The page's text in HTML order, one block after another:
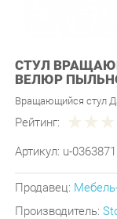
СТУЛ
ВЕЛЮР
Вращающийся стул
Рейтинг:
Артикул: u-0363871
Продавец: Мебель-
Производитель:
Последняя цена: